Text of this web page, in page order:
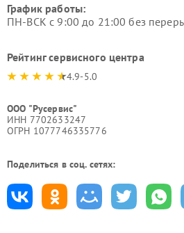
График работы:
ПН-ВСК с 9:00 до 21:00 без
Рейтинг сервисного центра
4.9-5.0
ООО "Русервис"
ИНН 7702633247
ОГРН 1077746335776
Поделиться в соц. сетях: